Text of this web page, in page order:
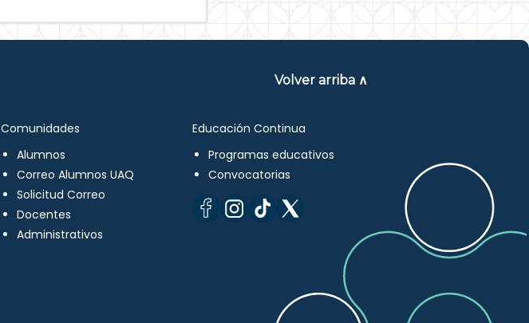
Volver arriba ∧
Comunidades
Alumnos
Correo Alumnos UAQ
Solicitud Correo
Docentes
Administrativos
Educación Continua
Programas educativos
Convocatorias